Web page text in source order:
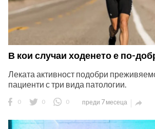
В кои случаи ходенето е по-
Леката активност подобри
пациенти с три вида патологии.
0 0 0 преди 7 месеца 